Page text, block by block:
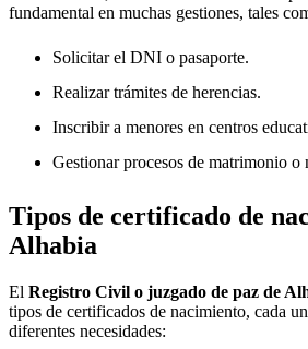
fundamental en muchas gestiones, tales
Solicitar el DNI o pasaporte.
Realizar trámites de herencias.
Inscribir a menores en centros
Gestionar procesos de matrimonio o
Tipos de certificado de
Alhabia
El Registro Civil o juzgado de paz de
tipos de certificados de nacimiento, cada
diferentes necesidades: